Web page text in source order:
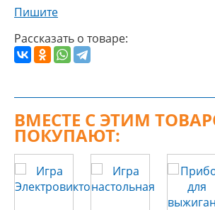
Пишите
Рассказать о товаре:
ВМЕСТЕ С ЭТИМ
ПОКУПАЮТ: